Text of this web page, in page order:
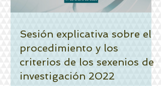
Sesión explicativa sobre el
procedimiento y los
criterios de los sexenios de